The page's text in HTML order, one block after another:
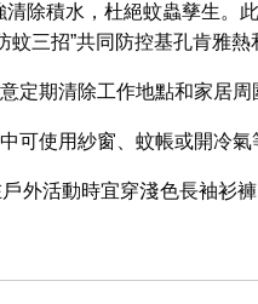
除積水，杜絕蚊蟲孳生。
蚊三招”共同防控基孔肯雅熱
定期清除工作地點和家居周
可使用紗窗、蚊帳或開冷氣
外活動時宜穿淺色長袖衫